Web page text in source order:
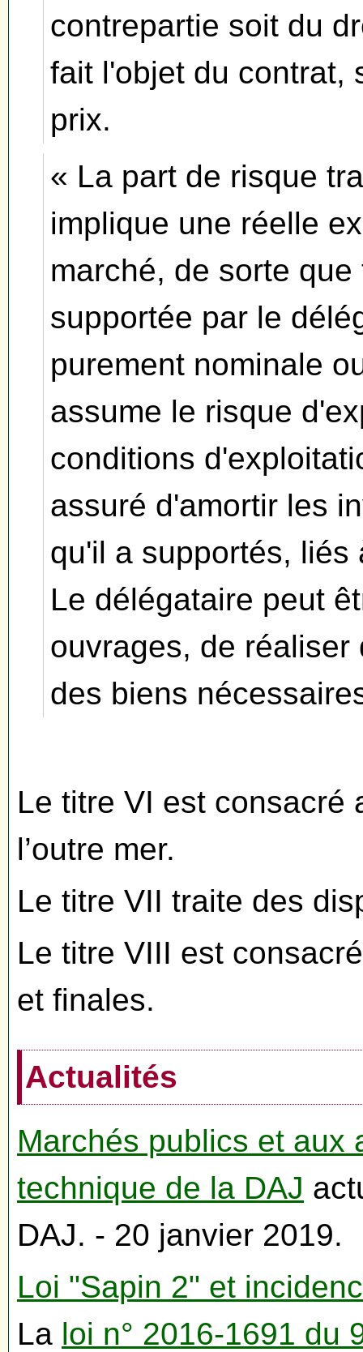
contrepartie soit du
fait l'objet du contrat,
prix.
« La part de risque
implique une réelle
marché, de sorte
supportée par le
purement nominale
assume le risque
conditions
assuré d'amortir les
qu'il a supportés,
Le délégataire peut
ouvrages, de
des biens
Le titre VI est consacré
l’outre mer.
Le titre VII traite des
Le titre VIII est
et finales.
Actualités
Marchés publics et
technique de la DAJ
DAJ. - 20 janvier 2019.
Loi "Sapin 2" et
La loi n° 2016-1691 du